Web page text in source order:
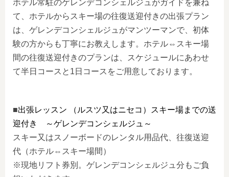
ホテル常駐のゲレンデコンシェルジュがガイドを兼ね
て、ホテルからスキー場の往復送迎付きの出張プラン
は、ゲレンデコンシェルジュがマンツーマンで、初体
験の方からも丁寧にお教えします。ホテル⇔スキー場
間の往復送迎付きのプランは、スケジュールにあわせ
て半日コースと1日コースをご用意しております。
■出張レッスン （ルスツ又はニセコ）スキー場までの送
迎付き ～ゲレンデコンシェルジュ～
スキー又はスノーボードのレンタル用品代、往復送迎
代（ホテル⇔スキー場間）
※現地リフト券別。ゲレンデコンシェルジュ分もご負